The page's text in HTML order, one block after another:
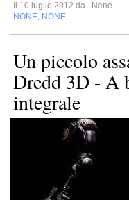
Il 10 luglio 2012 da
Nene
NONE NONE
Un piccolo
Dredd 3D - A
integrale